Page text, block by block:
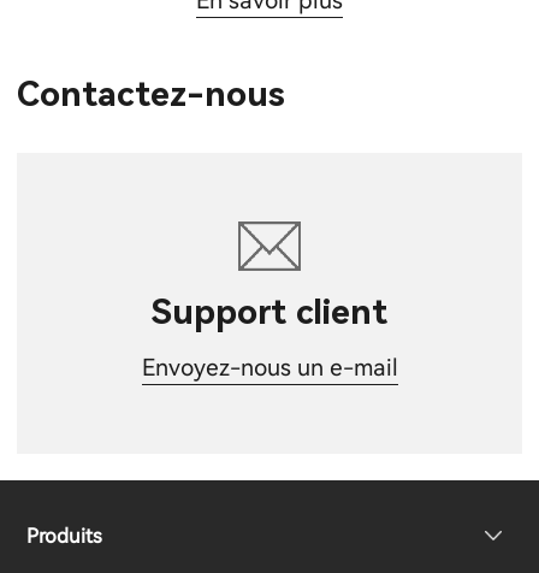
Contactez-nous
Support client
Envoyez-nous un e-mail
Produits